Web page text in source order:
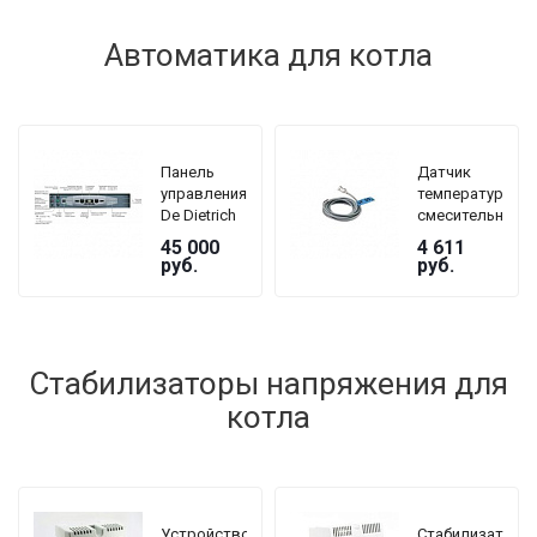
Автоматика для котла
Панель
управления
De Dietrich
DTG 230
GJ5 B3
45 000
руб.
Датчик
температуры
смесительного
контура De
Dietrich AD
199
4 611
руб.
Стабилизаторы напряжения для
котла